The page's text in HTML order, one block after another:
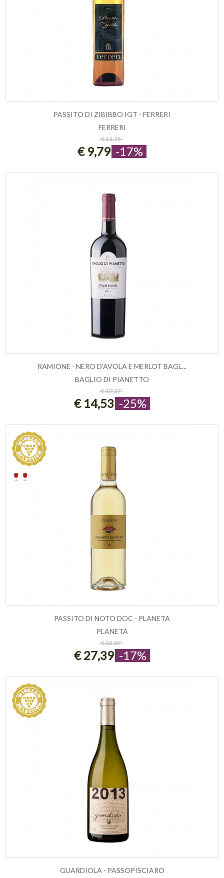
ESAURITO
PASSITO DI ZIBIBBO IGT - FERRERI
FERRERI
€ 11,75
€ 9,79 -17%
ESAURITO
RAMIONE - NERO D'AVOLA E MERLOT BAGL...
BAGLIO DI PIANETTO
€ 19,37
€ 14,53 -25%
ESAURITO
PASSITO DI NOTO DOC - PLANETA
PLANETA
€ 32,87
€ 27,39 -17%
GUARDIOLA - PASSOPISCIARO